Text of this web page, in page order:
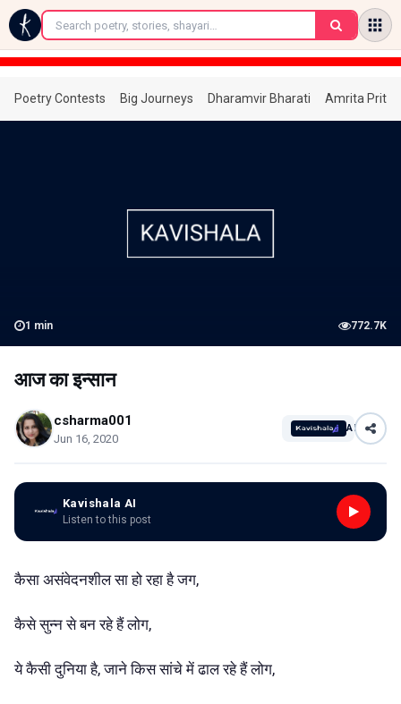
←
Poetry Contests Big Journeys Dharamvir Bharati Amrita
1 min 772.7K
आज का इन्सान
csharma001
Jun 16, 2020
AI
Kavishala AI
Listen to this post
कैसा असंवेदनशील सा हो रहा है जग,
कैसे सुन्न से बन रहे हैं लोग,
ये कैसी दुनिया है, जाने किस सांचे में ढाल रहे हैं लोग,